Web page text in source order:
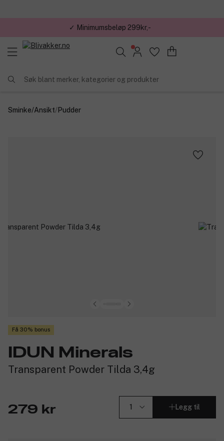
✓ Minimumsbeløp 299kr,-
Søk blant merker, kategorier og produkter
Sminke/Ansikt/Pudder
Få 30% bonus
IDUN Minerals
Transparent Powder Tilda 3,4g
279 kr Legg til